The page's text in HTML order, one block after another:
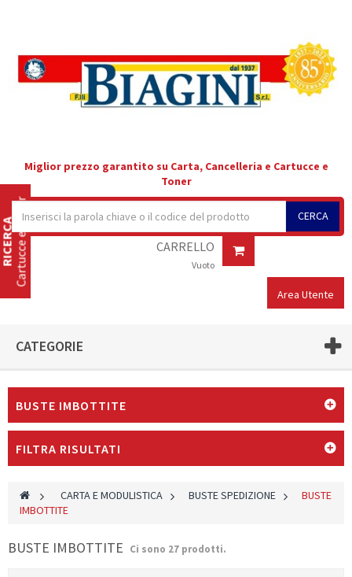
Miglior prezzo garantito su Carta, Cancelleria e Cartucce e
Toner
CERCA
CARRELLO
Vuoto
Area Utente
CATEGORIE
BUSTE IMBOTTITE
FILTRA RISULTATI
> CARTA E MODULISTICA > BUSTE SPEDIZIONE >
BUSTE
IMBOTTITE
BUSTE IMBOTTITE Ci sono 27 prodotti.
Cartucce e Toner